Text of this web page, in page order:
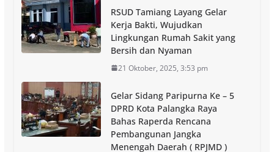
RSUD Tamiang Layang Gelar
Kerja Bakti, Wujudkan
Lingkungan Rumah Sakit yang
Bersih dan Nyaman
21 Oktober, 2025, 3:53 pm
Gelar Sidang Paripurna Ke – 5
DPRD Kota Palangka Raya
Bahas Raperda Rencana
Pembangunan Jangka
Menengah Daerah ( RPJMD )